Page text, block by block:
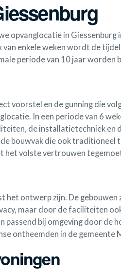
opvanglocatie in
enkele weken wordt de
periode van 10 jaar worden
voorstel en de gunning die
In een periode van 6
de installatietechniek
bouwvak die ook
het volste vertrouwen
het ontwerp zijn. De
maar door de faciliteiten
passend bij omgeving door de
ontheemden in de gemeente